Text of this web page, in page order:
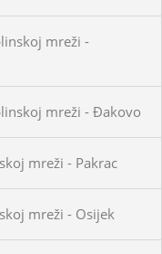
mreži -
mreži - Đakovo
mreži - Pakrac
mreži - Osijek